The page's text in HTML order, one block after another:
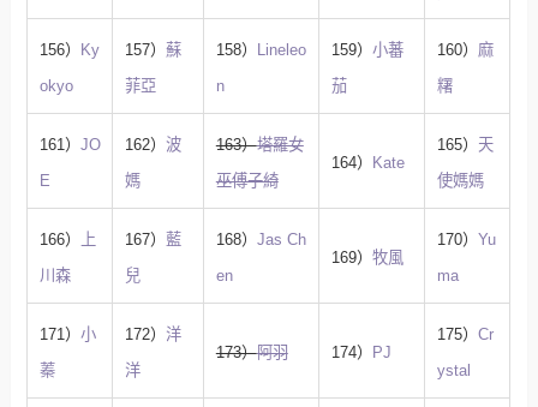
156）
Ky
okyo
157） 蘇
菲亞
158）
Lineleo
n
159） 小蕃
茄
160） 麻
糬
161） JO
E
162） 波
媽
163）塔羅女
巫傅子綺
164） Kate
165） 天
使媽媽
166）
上
川森
167） 藍
兒
168） Jas Ch
en
169） 牧風
170） Yu
ma
171） 小
蓁
172） 洋
洋
173）阿羽 174） PJ
175） Cr
ystal